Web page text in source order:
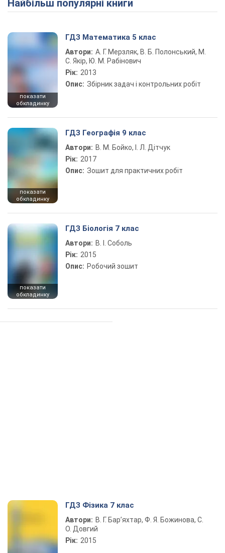
Найбільш популярні книги
показати
обкладинку
ГДЗ Математика 5 клас
Автори: А. Г. Мерзляк, В. Б. Полонський, М.
С. Якір, Ю. М. Рабінович
Рік: 2013
Опис: Збірник задач і контрольних робіт
показати
обкладинку
ГДЗ Географія 9 клас
Автори: В. М. Бойко, І. Л. Дітчук
Рік: 2017
Опис: Зошит для практичних робіт
показати
обкладинку
ГДЗ Біологія 7 клас
Автори: В. І. Соболь
Рік: 2015
Опис: Робочий зошит
ГДЗ Фізика 7 клас
Автори: В. Г. Бар’яхтар, Ф. Я. Божинова, С.
О. Довгий
Рік: 2015